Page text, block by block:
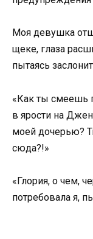
Моя девушка
щеке, глаза
пытаясь
«Как ты смеешь
в ярости на
моей дочерью?
сюда?!»
«Глория, о чем,
потребовала я,